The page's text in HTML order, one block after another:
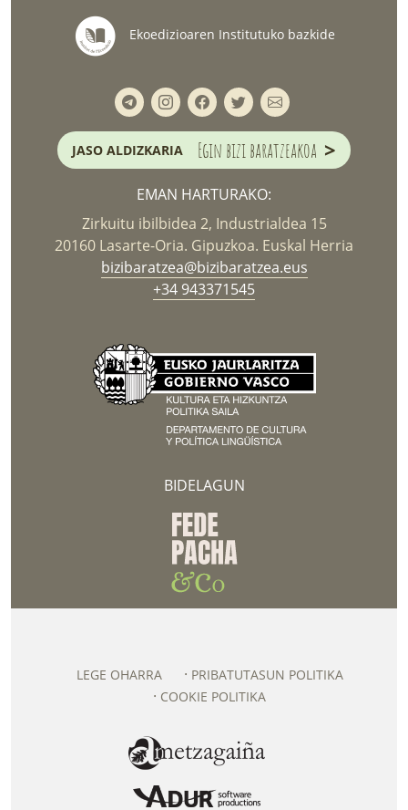
Ekoedizioaren Institutuko bazkide
JASO ALDIZKARIA Egin bizi baratzeakoa >
EMAN HARTURAKO:
Zirkuitu ibilbidea 2, Industrialdea 15
20160 Lasarte-Oria. Gipuzkoa. Euskal Herria
bizibaratzea@bizibaratzea.eus
+34 943371545
BIDELAGUN
LEGE OHARRA
PRIBATUTASUN POLITIKA
COOKIE POLITIKA